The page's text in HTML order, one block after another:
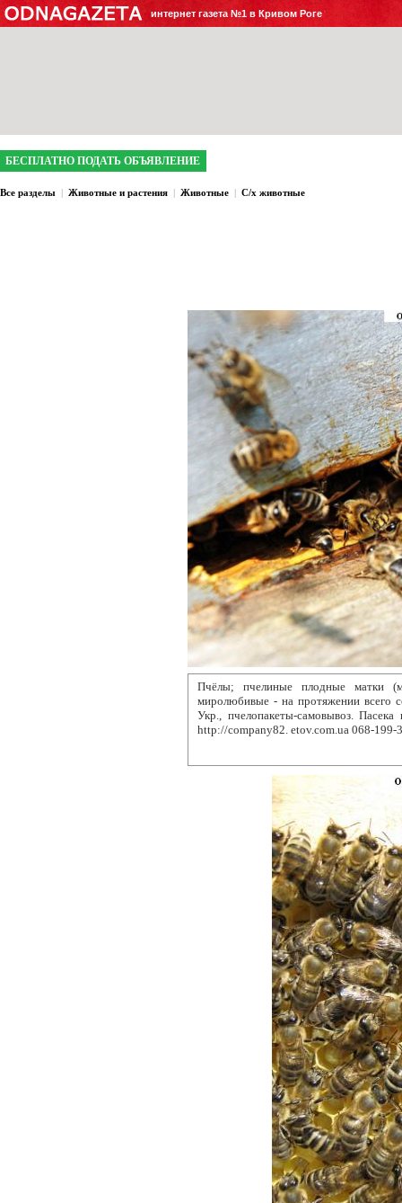
интернет газета №1 в Кривом Роге
БЕСПЛАТНО ПОДАТЬ ОБЪЯВЛЕНИЕ
Все разделы | Животные и растения | Животные | С/х животные
Пчёлы; пчелиные плодные матки
миролюбивые - на протяжении всего
Укр., пчелопакеты-самовывоз.
http://company82. etov.com.ua 068-199-